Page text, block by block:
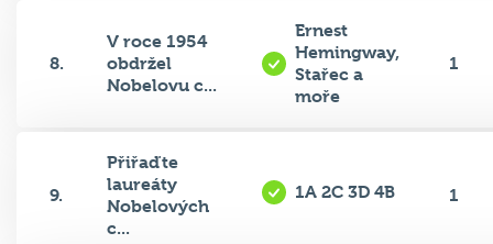
8.
V roce 1954
obdržel
Nobelovu c...
Ernest
Hemingway,
Stařec a
moře
1
9.
Přiřaďte
laureáty
Nobelových
c...
1A 2C 3D 4B 1